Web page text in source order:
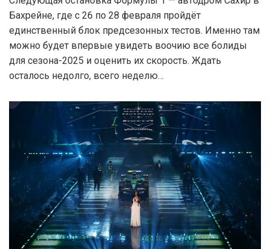
Бахрейне, где с 26 по 28 февраля пройдёт
единственный блок предсезонных тестов. Именно там
можно будет впервые увидеть воочию все болиды
для сезона-2025 и оценить их скорость. Ждать
осталось недолго, всего неделю…